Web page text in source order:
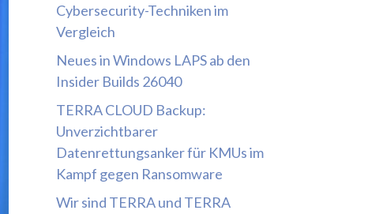
Cybersecurity-Techniken im
Vergleich
Neues in Windows LAPS ab den
Insider Builds 26040
TERRA CLOUD Backup:
Unverzichtbarer
Datenrettungsanker für KMUs im
Kampf gegen Ransomware
Wir sind TERRA und TERRA